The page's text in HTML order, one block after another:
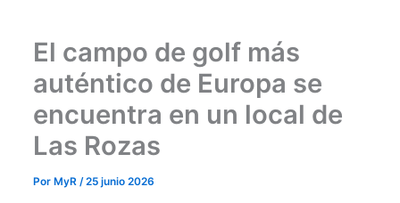
El campo de golf más
auténtico de Europa se
encuentra en un local de
Las Rozas
Por MyR/25 junio 2026